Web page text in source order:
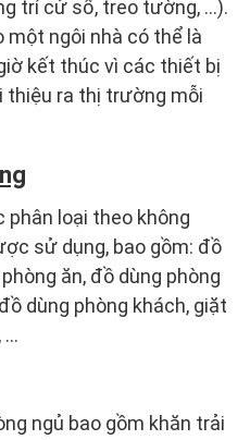
trí cử sổ, treo tường, …).
một ngôi nhà có thể là
kết thúc vì các thiết bị
ra thị trường mỗi
loại theo không
sử dụng, bao gồm: đồ
ăn, đồ dùng phòng
dùng phòng khách, giặt
…
ngủ bao gồm khăn trải